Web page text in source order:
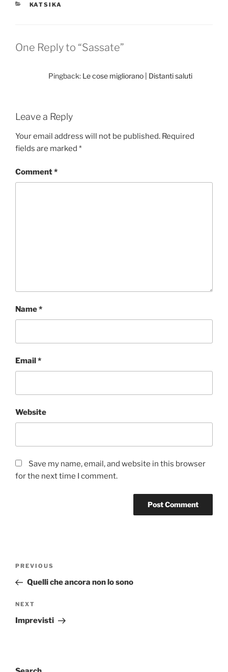
CATEGORIES
KATSIKA
One Reply to “Sassate”
Pingback: Le cose migliorano | Distanti saluti
Leave a Reply
Your email address will not be published. Required
fields are marked *
Comment*
Name*
Email *
Website
Save my name, email, and website in this browser
for the next time I comment.
Previous
Post
PREVIOUS
Quelli che ancora non lo sono
Next
Post
NEXT
Imprevisti